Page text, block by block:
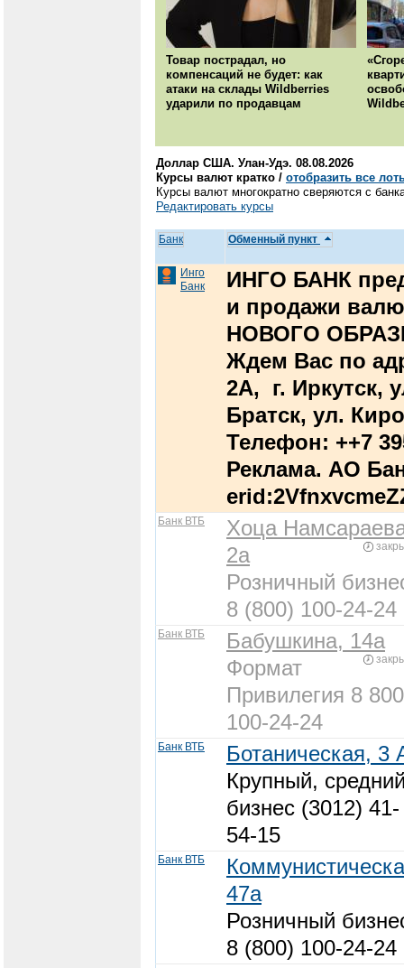
Товар пострадал, но
компенсаций не будет: как
атаки на склады Wildberries
ударили по продавцам
Доллар США. Улан-Удэ. 08.08.2026
Курсы валют кратко / отобразить все
Курсы валют многократно сверяются с
Редактировать курсы
Банк Обменный пункт
Инго
Банк
ИНГО БАНК
и продажи
НОВОГО
Ждем Вас по
2А, г. Иркутск,
Братск, ул.
Телефон: ++7
Реклама. АО
Банк ВТБ
Хоца
2а
Розничный
8 (800) 100-24-24
Банк ВТБ Бабушкина, 14а
Формат
Привилегия 8 800
100-24-24
Банк ВТБ
Ботаническая, 3
Крупный,
бизнес (3012) 41-
54-15
Банк ВТБ
47а
Розничный
8 (800) 100-24-24